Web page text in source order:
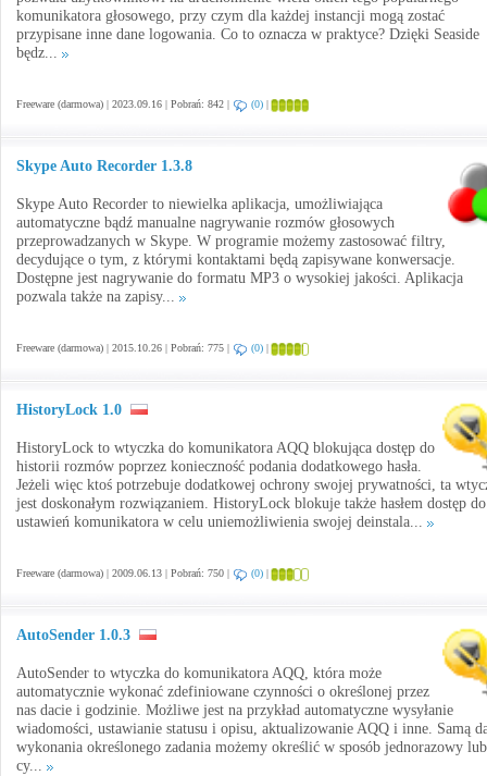
komunikatora głosowego, przy czym dla każdej instancji mogą zostać
przypisane inne dane logowania. Co to oznacza w praktyce? Dzięki Seaside
będz...
Freeware (darmowa) | 2023.09.16 | Pobrań: 842 | (0) |
Skype Auto Recorder 1.3.8
Skype Auto Recorder to niewielka aplikacja, umożliwiająca
automatyczne bądź manualne nagrywanie rozmów głosowych
przeprowadzanych w Skype. W programie możemy zastosować filtry,
decydujące o tym, z którymi kontaktami będą zapisywane konwersacje.
Dostępne jest nagrywanie do formatu MP3 o wysokiej jakości. Aplikacja
pozwala także na zapisy...
Freeware (darmowa) | 2015.10.26 | Pobrań: 775 | (0) |
HistoryLock 1.0
HistoryLock to wtyczka do komunikatora AQQ blokująca dostęp do
historii rozmów poprzez konieczność podania dodatkowego hasła.
Jeżeli więc ktoś potrzebuje dodatkowej ochrony swojej prywatności, ta
jest doskonałym rozwiązaniem. HistoryLock blokuje także hasłem dostęp do
ustawień komunikatora w celu uniemożliwienia swojej deinstala...
Freeware (darmowa) | 2009.06.13 | Pobrań: 750 | (0) |
AutoSender 1.0.3
AutoSender to wtyczka do komunikatora AQQ, która może
automatycznie wykonać zdefiniowane czynności o określonej przez
nas dacie i godzinie. Możliwe jest na przykład automatyczne wysyłanie
wiadomości, ustawianie statusu i opisu, aktualizowanie AQQ i inne. Samą
wykonania określonego zadania możemy określić w sposób jednorazowy lub
cy...